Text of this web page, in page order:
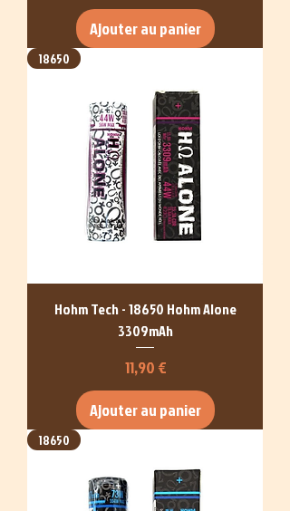
Ajouter au panier
18650
Hohm Tech - 18650 Hohm Alone
3309mAh
Prix
11,90 €
Ajouter au panier
18650